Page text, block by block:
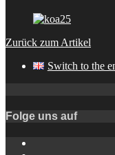
Zurück zum Artikel
Switch to the
Folge uns auf